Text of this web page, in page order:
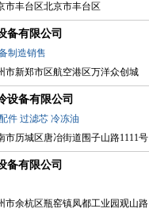
市丰台区北京市丰台区
备有限公司
制造销售
市新郑市区航空港区万洋众创城
设备有限公司
件 过滤芯 冷冻油
市历城区唐冶街道围子山路1111号
备有限公司
市余杭区瓶窑镇凤都工业园观山